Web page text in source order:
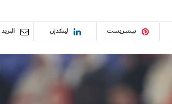
بينتيريست لينكدإن